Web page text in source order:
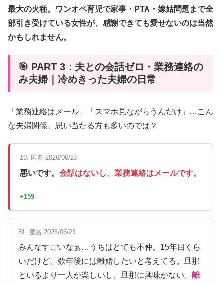
最大の火種。ワンオペ育児で家事・PTA・嫁姑問題まで全
部引き受けている女性が、感謝できても愛せないのは当然
かもしれません。
🎯 PART 3：夫との会話ゼロ・業務連絡の
み夫婦｜冷めきった夫婦の日常
「業務連絡はメール」「スマホ見ながらうんだけ」…こん
な夫婦関係、思い当たる方も多いのでは？
19. 匿名 2026/06/23
悪いです。 会話はないし、業務連絡はメールです。
+159
81. 匿名 2026/06/23
みんなすごいなぁ…うちはとても不仲。15年目くら
いだけど、数年後には離婚したいと考えてる。旦那
といるより一人が楽しいし、旦那に興味がない。 離